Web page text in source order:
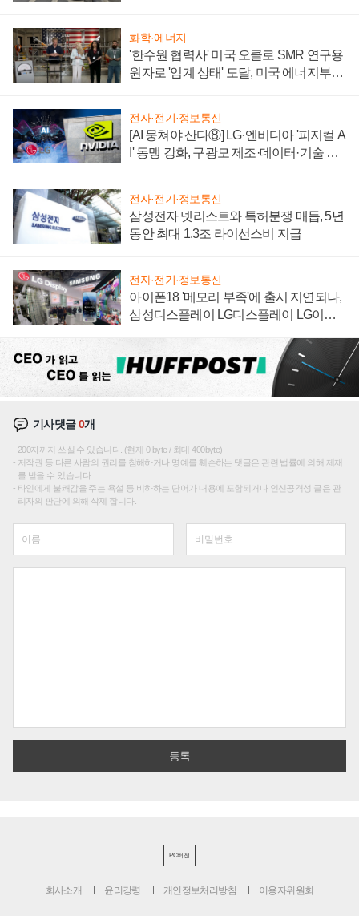
화학·에너지
'한수원 협력사' 미국 오클로 SMR 연구용
원자로 '임계 상태' 도달, 미국 에너지부
전자·전기·정보통신
[AI 뭉쳐야 산다⑧] LG·엔비디아 '피지컬 A
I' 동맹 강화, 구광모 제조·데이터·기술 결
전자·전기·정보통신
삼성전자 넷리스트와 특허분쟁 매듭, 5년
동안 최대 1.3조 라이선스비 지급
전자·전기·정보통신
아이폰18 '메모리 부족'에 출시 지연되나,
삼성디스플레이 LG디스플레이 LG이노
기사댓글0개
200자까지 쓰실 수 있습니다. (현재 0 byte / 최대 400byte)
저작권 등 다른 사람의 권리를 침해하거나 명예를 훼손하는 댓글은 관련 법률에 의해 제재
를 받을 수 있습니다.
타인에게 불쾌감을 주는 욕설 등 비하하는 단어가 내용에 포함되거나 인신공격성 글은 관
리자의 판단에 의해 삭제 합니다.
PC버전
회사소개 윤리강령 개인정보처리방침 이용자위원회